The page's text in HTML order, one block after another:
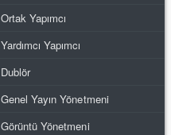
Ortak Yapımcı
Yardımcı Yapımcı
Dublör
Genel Yayın Yönetmeni
Görüntü Yönetmeni